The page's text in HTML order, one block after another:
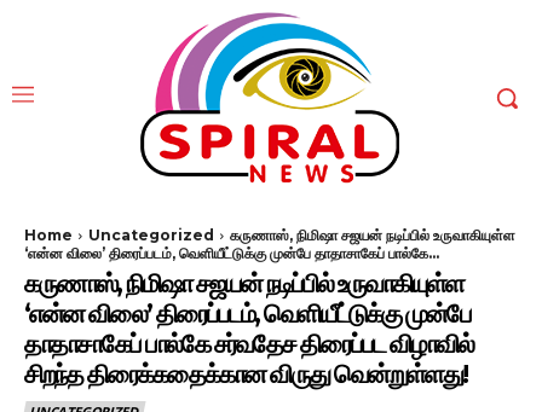
Home Uncategorized
கருணாஸ், நிமிஷா சஜயன் நடிப்பில் உருவாகியுள்ள
‘என்ன விலை’ திரைப்படம், வெளியீட்டுக்கு முன்பே தாதாசாகேப் பால்கே...
கருணாஸ், நிமிஷா சஜயன் நடிப்பில் உருவாகியுள்ள
‘என்ன விலை’ திரைப்படம், வெளியீட்டுக்கு முன்பே
தாதாசாகேப் பால்கே சர்வதேச திரைப்பட விழாவில்
சிறந்த திரைக்கதைக்கான விருது வென்றுள்ளது!